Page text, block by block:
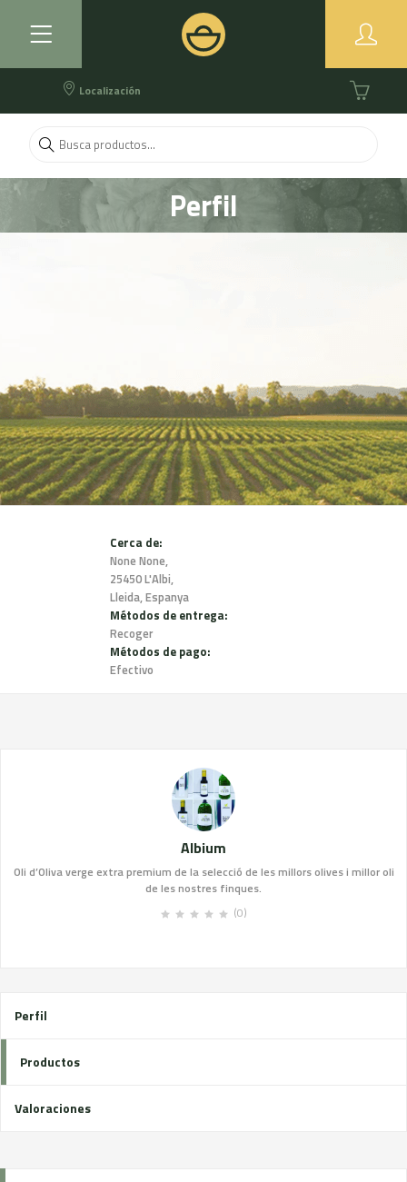
Localización
Perfil
Cerca de:
None None,
25450 L'Albi,
Lleida, Espanya
Métodos de entrega:
Recoger
Métodos de pago:
Efectivo
Albium
Oli d’Oliva verge extra premium de la selecció de les millors olives i millor oli
de les nostres finques.
(0)
Perfil
Productos
Valoraciones